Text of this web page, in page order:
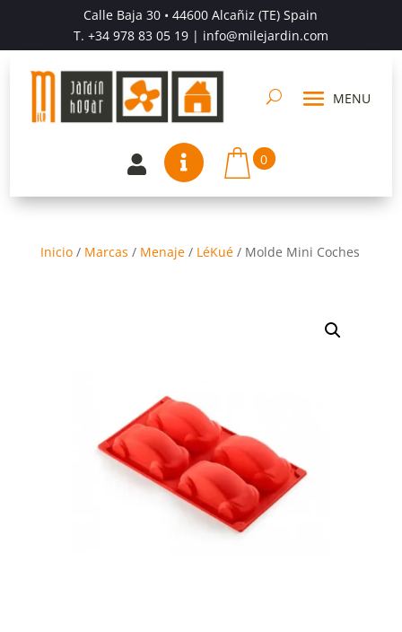
Calle Baja 30 • 44600 Alcañiz (TE) Spain
T. +34 978 83 05 19| info@milejardin.com
  0
Inicio/ Marcas / Menaje/ LéKué/ Molde Mini Coches